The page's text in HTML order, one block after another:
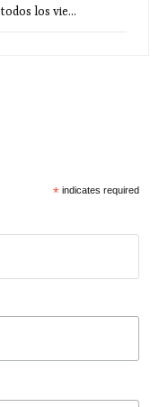
los vie...
* indicates required